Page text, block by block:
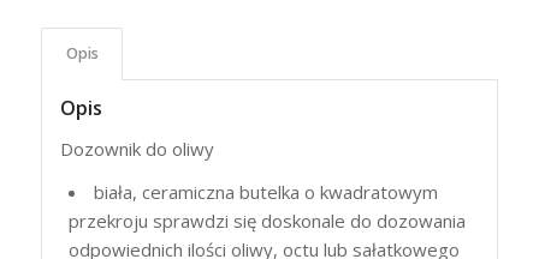
Opis
Opis
Dozownik do oliwy
biała, ceramiczna butelka o kwadratowym
przekroju sprawdzi się doskonale do dozowania
odpowiednich ilości oliwy, octu lub sałatkowego